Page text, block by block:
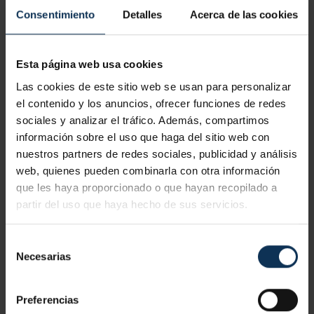
Consentimiento Detalles Acerca de las cookies
Esta página web usa cookies
Las cookies de este sitio web se usan para personalizar
el contenido y los anuncios, ofrecer funciones de redes
sociales y analizar el tráfico. Además, compartimos
información sobre el uso que haga del sitio web con
nuestros partners de redes sociales, publicidad y análisis
web, quienes pueden combinarla con otra información
que les haya proporcionado o que hayan recopilado a
partir del uso que haya hecho de sus servicios.
Necesarias
Preferencias
FINALIDAD DE LA PÁGINA WEB.
Llevar a cabo todas las gestiones relacionadas con la
elaboración de presupuestos, contratación y prestación de
servicios de DOSBI CONSULTING SLy la coordinación de
formación conCESA PREVENCIÓN SL, a la empresa a la
que pertenece o en su caso al interesado que lo solicite.
Así como atender y contestar las comunicaciones
recibidas y el mantenimiento de históricos de relaciones
LEGISLACIÓN.